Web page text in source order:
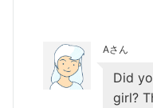
Aさん
Did
girl?